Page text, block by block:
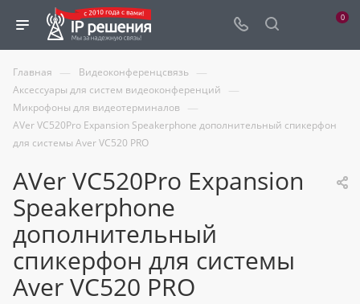
0
Главная — Видеоконференцсвязь —
Аксессуары для систем видеоконференций —
Микрофоны для видеотерминалов —
AVer VC520Pro Expansion Speakerphone дополнительный спикерфон
для системы Aver VC520 PRO
AVer VC520Pro Expansion
Speakerphone
дополнительный
спикерфон для системы
Aver VC520 PRO